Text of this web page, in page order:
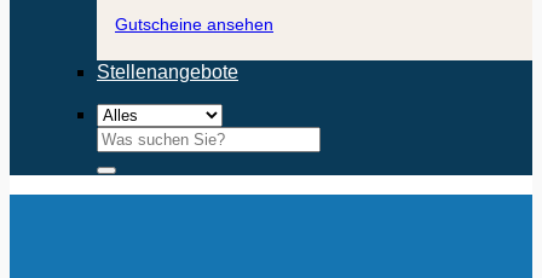
Gutscheine ansehen
Stellenangebote
Suchen